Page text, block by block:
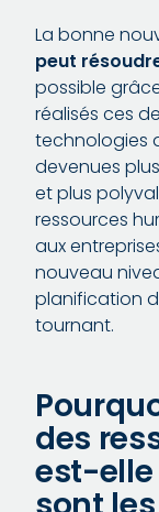
La bonne
peut
possible
réalisés ces
technologies
devenues
et plus
ressources
aux
nouveau
planification
tournant.
des
est-elle